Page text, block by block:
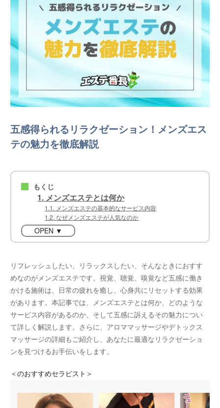
五感得られるリラクゼーション！メンズエス
テの魅力を徹底解説
■ もくじ
1. メンズエステとは何か
1.1. メンズエステの基本的なサービス内容
1.2. なぜメンズエステが人気なのか
OPEN ▼
リフレッシュしたい、リラックスしたい、そんなときにおすす
めなのがメンズエステです。視覚、聴覚、嗅覚など五感に働き
かける施術は、日常の疲れを癒し、心身共にリセットする効果
があります。本記事では、メンズエステとは何か、どのような
サービス内容があるのか、そして五感に訴えるその魅力につい
て詳しく解説します。さらに、アロママッサージやデトックス
マッサージの詳細もご紹介し、あなたに最適なリラクゼーショ
ンを見つけるお手伝いをします。
＜のおすすめセラピスト＞